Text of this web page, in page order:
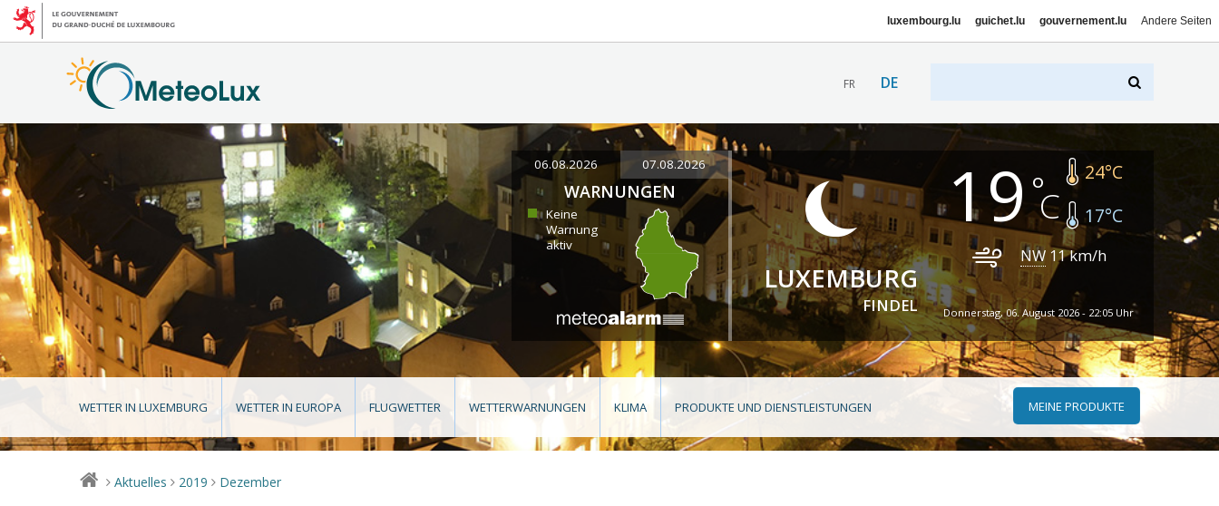
luxembourg.lu guichet.lu gouvernement.lu Andere Seiten
FR DE
06.08.2026 07.08.2026
WARNUNGEN
Keine
Warnung
aktiv
LUXEMBURG
FINDEL
19 24°C
17°C
NW 11km/h
Donnerstag, 06. August 2026 - 22:05 Uhr
WETTER IN LUXEMBURG WETTER IN EUROPA FLUGWETTER WETTERWARNUNGEN KLIMA PRODUKTE UND DIENSTLEISTUNGEN MEINE PRODUKTE
> Aktuelles > 2019 > Dezember